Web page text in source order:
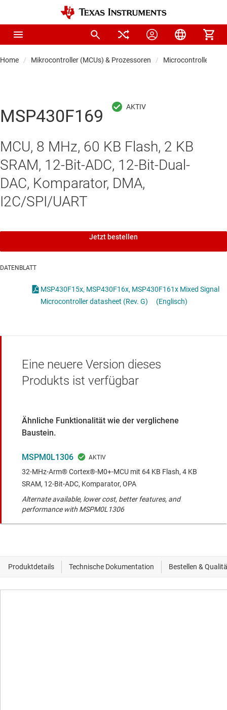
Home Mikrocontroller (MCUs) & Prozessoren Microcontrollers
MSP430F169
MCU, 8 MHz, 60 KB Flash, 2 KB
SRAM, 12-Bit-ADC, 12-Bit-Dual-
DAC, Komparator, DMA,
I2C/SPI/UART
Jetzt bestellen
DATENBLATT
MSP430F15x, MSP430F16x, MSP430F161x Mixed Signal
Microcontroller datasheet (Rev. G)
(Englisch)
Eine neuere Version dieses
Produkts ist verfügbar
Ähnliche Funktionalität wie der verglichene
Baustein.
MSPM0L1306
32-MHz-Arm® Cortex®-M0+-MCU mit 64 KB Flash, 4 KB
SRAM, 12-Bit-ADC, Komparator, OPA
Alternate available, lower cost, better features, and
performance with MSPM0L1306